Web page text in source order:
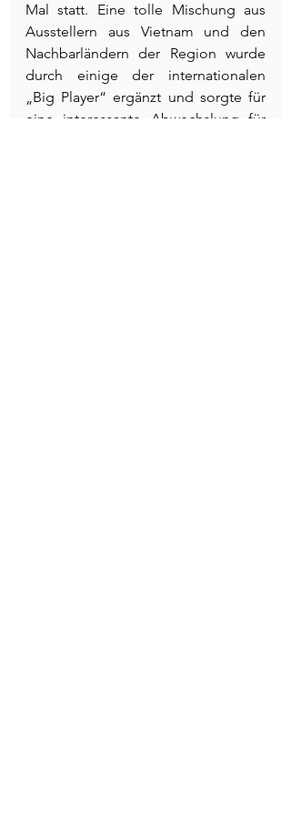
Mal statt. Eine tolle Mischung aus
Ausstellern aus Vietnam und den
Nachbarländern der Region wurde
durch einige der internationalen
„Big Player“ ergänzt und sorgte für
eine interessante Abwechslung für